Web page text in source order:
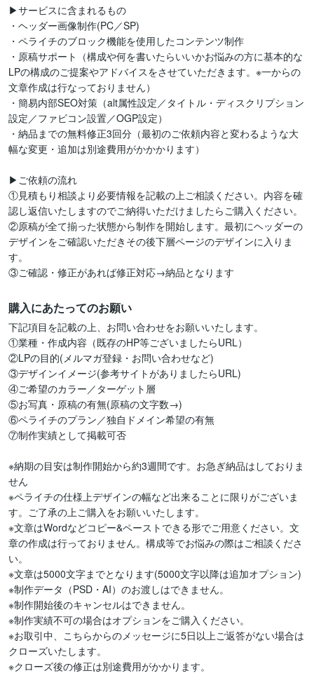
▶︎サービスに含まれるもの
・ヘッダー画像制作(PC／SP)
・ペライチのブロック機能を使用したコンテンツ制作
・原稿サポート（構成や何を書いたらいいかお悩みの方に基本的な
LPの構成のご提案やアドバイスをさせていただきます。※一からの
文章作成は行なっておりません）
・簡易内部SEO対策（alt属性設定／タイトル・ディスクリプション
設定／ファビコン設置／OGP設定）
・納品までの無料修正3回分（最初のご依頼内容と変わるような大
幅な変更・追加は別途費用がかかかります）
▶︎ご依頼の流れ
①見積もり相談より必要情報を記載の上ご相談ください。内容を確
認し返信いたしますのでご納得いただけましたらご購入ください。
②原稿が全て揃った状態から制作を開始します。最初にヘッダーの
デザインをご確認いただきその後下層ページのデザインに入りま
す。
③ご確認・修正があれば修正対応→納品となります
購入にあたってのお願い
下記項目を記載の上、お問い合わせをお願いいたします。
①業種・作成内容（既存のHP等ございましたらURL）
②LPの目的(メルマガ登録・お問い合わせなど)
③デザインイメージ(参考サイトがありましたらURL)
④ご希望のカラー／ターゲット層
⑤お写真・原稿の有無(原稿の文字数→)
⑥ペライチのプラン／独自ドメイン希望の有無
⑦制作実績として掲載可否
※納期の目安は制作開始から約3週間です。お急ぎ納品はしておりま
せん
※ペライチの仕様上デザインの幅など出来ることに限りがございま
す。ご了承の上ご購入をお願いいたします。
※文章はWordなどコピー&ペーストできる形でご用意ください。文
章の作成は行っておりません。構成等でお悩みの際はご相談くださ
い。
※文章は5000文字までとなります(5000文字以降は追加オプション)
※制作データ（PSD・AI）のお渡しはできません。
※制作開始後のキャンセルはできません。
※制作実績不可の場合はオプションをご購入ください。
※お取引中、こちらからのメッセージに5日以上ご返答がない場合は
クローズいたします。
※クローズ後の修正は別途費用がかかります。